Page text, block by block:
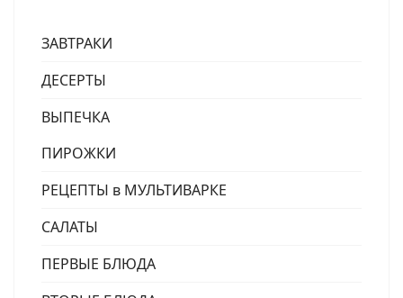
ЗАВТРАКИ
ДЕСЕРТЫ
ВЫПЕЧКА
ПИРОЖКИ
РЕЦЕПТЫ в МУЛЬТИВАРКЕ
САЛАТЫ
ПЕРВЫЕ БЛЮДА